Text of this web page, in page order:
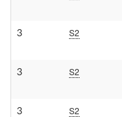
3 S2
3 S2
3 S2